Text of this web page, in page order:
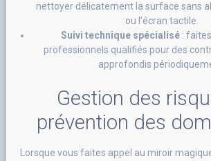
nettoyer délicatement la surface sans
ou l’écran tactile.
Suivi technique spécialisé:
professionnels qualifiés pour des
approfondis
Gestion des
prévention des
Lorsque vous faites appel au miroir